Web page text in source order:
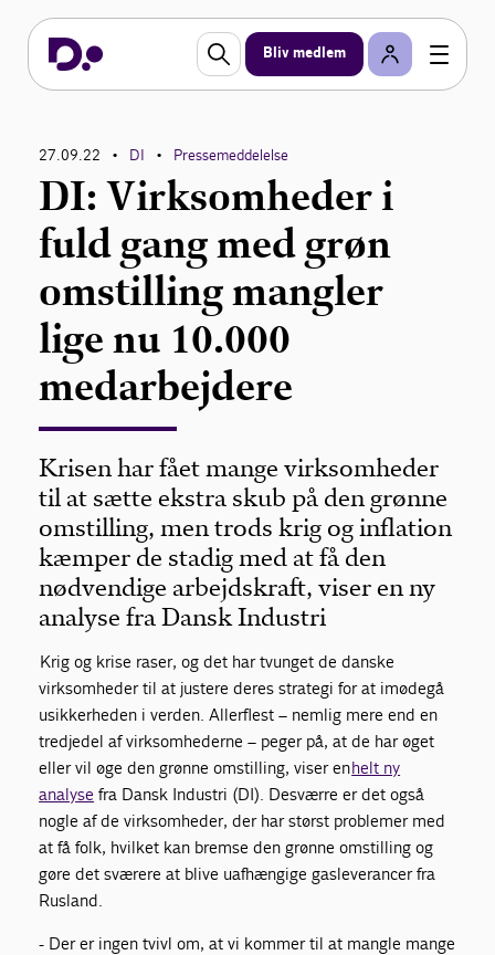
Bliv medlem
27.09.22 • DI • Pressemeddelelse
DI: Virksomheder i
fuld gang med grøn
omstilling mangler
lige nu 10.000
medarbejdere
Krisen har fået mange virksomheder
til at sætte ekstra skub på den grønne
omstilling, men trods krig og inflation
kæmper de stadig med at få den
nødvendige arbejdskraft, viser en ny
analyse fra Dansk Industri
Krig og krise raser, og det har tvunget de danske
virksomheder til at justere deres strategi for at imødegå
usikkerheden i verden. Allerflest – nemlig mere end en
tredjedel af virksomhederne – peger på, at de har øget
eller vil øge den grønne omstilling, viser enhelt ny
analyse fra Dansk Industri (DI). Desværre er det også
nogle af de virksomheder, der har størst problemer med
at få folk, hvilket kan bremse den grønne omstilling og
gøre det sværere at blive uafhængige gasleverancer fra
Rusland.
- Der er ingen tvivl om, at vi kommer til at mangle mange